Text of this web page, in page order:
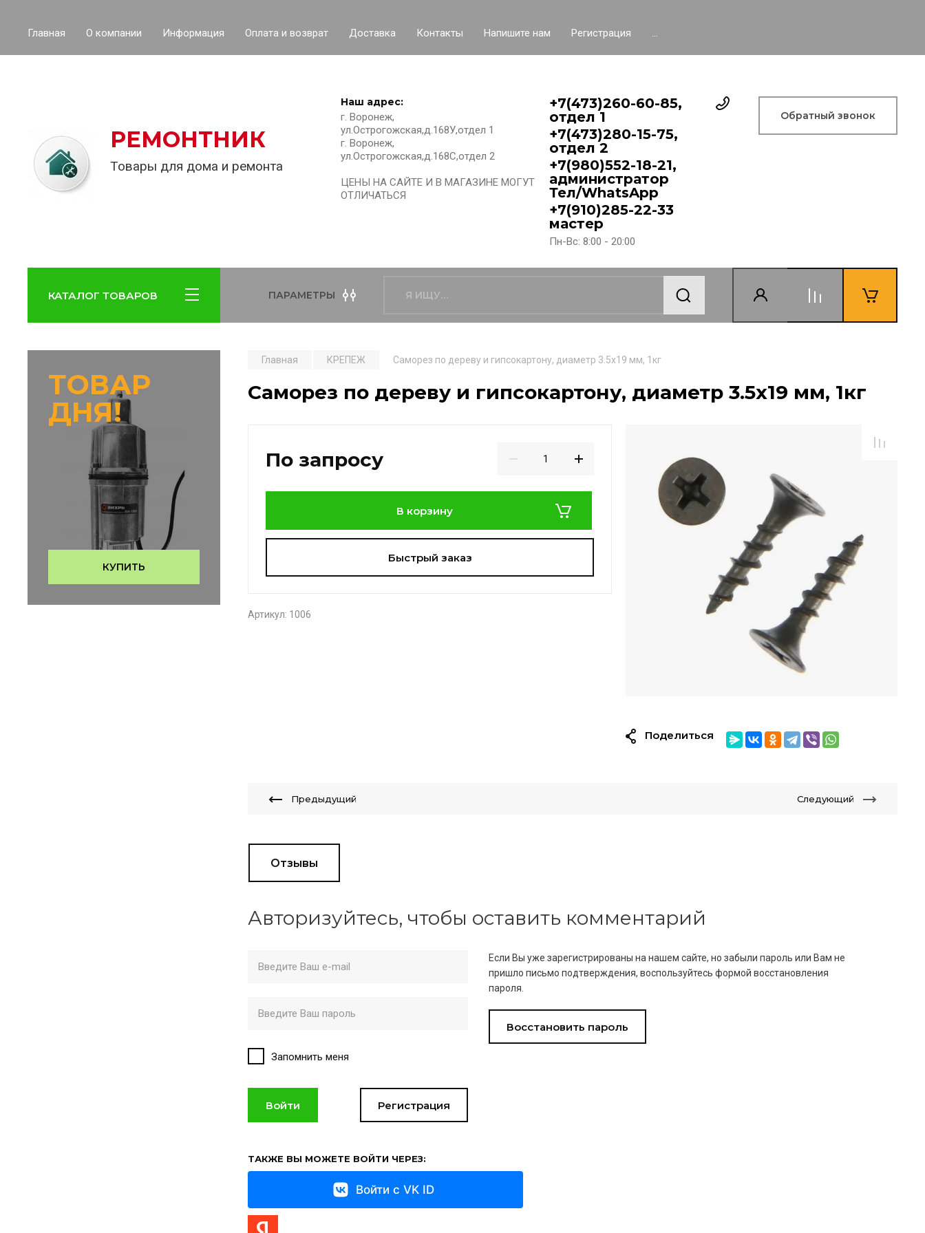
Главная О компании Информация Оплата и возврат Доставка Контакты Напишите нам Регистрация
РЕМОНТНИК
Товары для дома и ремонта
Наш адрес:
г. Воронеж,
ул.Острогожская,д.168У,отдел 1
г. Воронеж,
ул.Острогожская,д.168С,отдел 2
ЦЕНЫ НА САЙТЕ И В МАГАЗИНЕ МОГУТ
ОТЛИЧАТЬСЯ
+7(473)260-60-85,
отдел 1
+7(473)280-15-75,
отдел 2
+7(980)552-18-21,
администратор
Тел/WhatsApp
+7(910)285-22-33
мастер
Пн-Вс: 8:00 - 20:00
Обратный звонок
КАТАЛОГ ТОВАРОВ ПАРАМЕТРЫ
ТОВАР
ДНЯ!
КУПИТЬ
Главная КРЕПЕЖ Саморез по дереву и гипсокартону, диаметр 3.5х19 мм, 1кг
Саморез по дереву и гипсокартону, диаметр 3.5х19 мм, 1кг
По запросу
В корзину
Быстрый заказ
Артикул: 1006
Поделиться
Предыдущий Следующий
Отзывы
Авторизуйтесь, чтобы оставить комментарий
Запомнить меня
Войти Регистрация
Если Вы уже зарегистрированы на нашем сайте, но забыли пароль или Вам не
пришло письмо подтверждения, воспользуйтесь формой восстановления
пароля.
Восстановить пароль
ТАКЖЕ ВЫ МОЖЕТЕ ВОЙТИ ЧЕРЕЗ:
Войти с VK ID